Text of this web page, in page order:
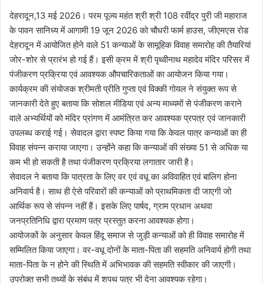
देहरादून,13 मई 2026। परम पूज्य महंत श्री श्री 108 रवींद्र पुरी जी महाराज
के पावन सानिध्य में आगामी 19 जून 2026 को चौधरी फार्म हाउस, जीएमएस रोड
देहरादून में आयोजित होने वाले 51 कन्याओं के सामूहिक विवाह समारोह की तैयारियां
जोर-शोर से प्रारंभ हो गई हैं। इसी क्रम में श्री पृथ्वीनाथ महादेव मंदिर परिसर में
पंजीकरण प्रक्रिया एवं आवश्यक औपचारिकताओं का आयोजन किया गया।
कार्यक्रम की संयोजक श्रीमती प्रीति गुप्ता एवं विक्की गोयल ने संयुक्त रूप से
जानकारी देते हुए बताया कि सोशल मीडिया एवं अन्य माध्यमों से पंजीकरण कराने
वाले अभ्यर्थियों को मंदिर प्रांगण में आमंत्रित कर आवश्यक प्रपत्र एवं जानकारी
उपलब्ध कराई गई। सेवादल द्वारा स्पष्ट किया गया कि केवल पात्र कन्याओं का ही
विवाह संपन्न कराया जाएगा। उन्होंने कहा कि कन्याओं की संख्या 51 से अधिक या
कम भी हो सकती है तथा पंजीकरण प्रक्रिया लगातार जारी है।
सेवादल ने बताया कि पात्रता के लिए वर एवं वधू का अविवाहित एवं बालिग होना
अनिवार्य है। साथ ही ऐसे परिवारों की कन्याओं को प्राथमिकता दी जाएगी जो
आर्थिक रूप से संपन्न नहीं हैं। इसके लिए पार्षद, ग्राम प्रधान अथवा
जनप्रतिनिधि द्वारा प्रमाण पत्र प्रस्तुत करना आवश्यक होगा।
आयोजकों के अनुसार केवल हिंदू समाज से जुड़ी कन्याओं को ही विवाह समारोह में
सम्मिलित किया जाएगा। वर-वधू दोनों के माता-पिता की सहमति अनिवार्य होगी तथा
माता-पिता के न होने की स्थिति में अभिभावक की सहमति स्वीकार की जाएगी।
उपरोक्त सभी तथ्यों के संबंध में शपथ पत्र भी देना आवश्यक रहेगा।